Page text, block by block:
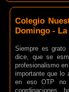
Colegio
Domingo - La
Siempre es grato
dice, que se
profesionalismo
importante que lo
en eso OTP no
coordinaciones,